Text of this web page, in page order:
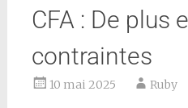
CFA : De plus
contraintes
10 mai 2025 Ruby